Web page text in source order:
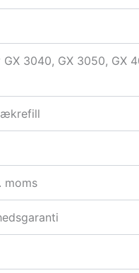
3040, GX 3050, GX
moms